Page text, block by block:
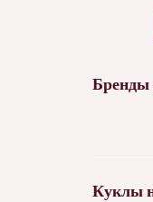
Бренды
Куклы